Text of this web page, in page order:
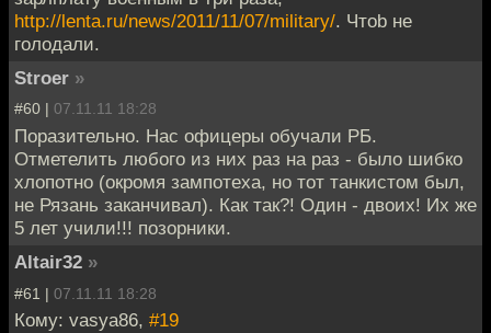
http://lenta.ru/news/2011/11/07/military/. Чтоb не
голодали.
Stroer »
#60 | 07.11.11 18:28
Поразительно. Нас офицеры обучали РБ.
Отметелить любого из них раз на раз - было шибко
хлопотно (окромя зампотеха, но тот танкистом был,
не Рязань заканчивал). Как так?! Один - двоих! Их же
5 лет учили!!! позорники.
Altair32 »
#61 | 07.11.11 18:28
Кому: vasya86, #19